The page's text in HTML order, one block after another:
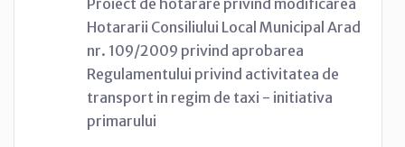
Hotararii Consiliului Local Municipal Arad
nr. 109/2009 privind aprobarea
Regulamentului privind activitatea de
transport in regim de taxi - initiativa
primarului